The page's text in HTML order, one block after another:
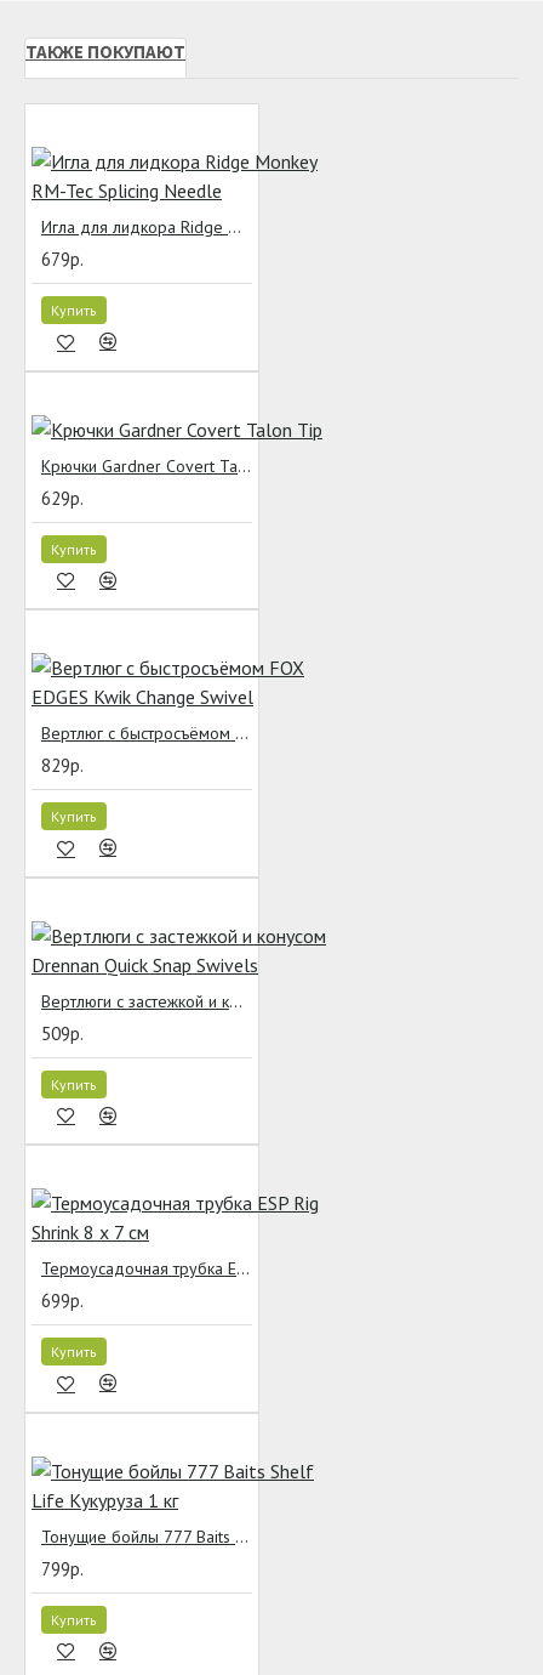
ТАКЖЕ ПОКУПАЮТ
Игла для лидкора Ridge Monkey RM-Tec Splicing Needle
679р.
Купить
Крючки Gardner Covert Talon Tip
629р.
Купить
Вертлюг с быстросъёмом FOX EDGES Kwik Change Swivel
829р.
Купить
Вертлюги с застежкой и конусом Drennan Quick Snap Swivels
509р.
Купить
Термоусадочная трубка ESP Rig Shrink 8 x 7 см
699р.
Купить
Тонущие бойлы 777 Baits Shelf Life Кукуруза 1 кг
799р.
Купить